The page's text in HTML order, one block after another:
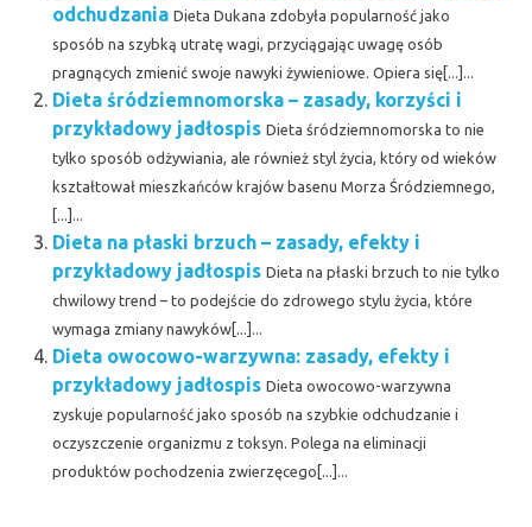
odchudzania Dieta Dukana zdobyła popularność jako
sposób na szybką utratę wagi, przyciągając uwagę osób
pragnących zmienić swoje nawyki żywieniowe. Opiera się[...]...
Dieta śródziemnomorska – zasady, korzyści i
przykładowy jadłospis Dieta śródziemnomorska to nie
tylko sposób odżywiania, ale również styl życia, który od wieków
kształtował mieszkańców krajów basenu Morza Śródziemnego,
[...]...
Dieta na płaski brzuch – zasady, efekty i
przykładowy jadłospis Dieta na płaski brzuch to nie tylko
chwilowy trend – to podejście do zdrowego stylu życia, które
wymaga zmiany nawyków[...]...
Dieta owocowo-warzywna: zasady, efekty i
przykładowy jadłospis Dieta owocowo-warzywna
zyskuje popularność jako sposób na szybkie odchudzanie i
oczyszczenie organizmu z toksyn. Polega na eliminacji
produktów pochodzenia zwierzęcego[...]...